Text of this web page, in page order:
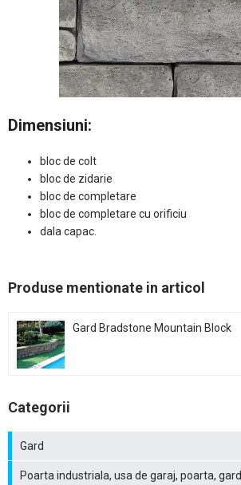
Dimensiuni:
bloc de colt
bloc de zidarie
bloc de completare
bloc de completare cu orificiu
dala capac.
Produse mentionate in articol
Gard Bradstone Mountain Block
Categorii
Gard
Poarta industriala, usa de garaj, poarta, gard